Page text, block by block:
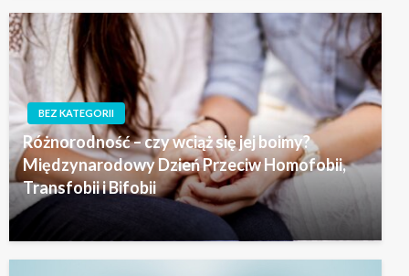
BEZ KATEGORII
Różnorodność – czy wciąż się jej boimy?
Międzynarodowy Dzień Przeciw Homofobii,
Transfobii i Bifobii